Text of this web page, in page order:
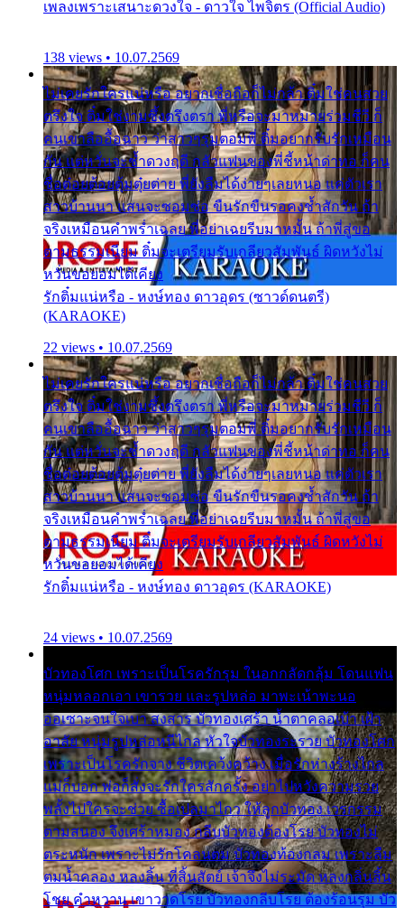
เพลงเพราะเสนาะดวงใจ - ดาวใจ ไพจิตร (Official Audio)
138 views • 10.07.2569
ไม่เคยรักใครแน่หรือ อยากเชื่อถือก็ไม่กล้า ติ๋มใช่คนสวย
ตรึงใจ ติ๋มใช่งามซึ้งตรึงตรา พี่หรือจะมาหมายร่วมชีวี ก็
คนเขาลืออื้อฉาว ว่าสาวๆรุมตอมพี่ ติ๋มอยากรับรักเหมือน
กัน แต่หวั่นจะช้ำดวงฤดี กลัวแฟนของพี่ชี้หน้าด่าทอ ก็คน
ชื่อต๋อยต้อยตุ้มตุ๋ยต่าย พี่ยังลืมได้ง่ายๆเลยหนอ แค่ตัวเรา
สาวบ้านนา แสนจะซอมซ่อ ขืนรักขืนรอคงช้ำสักวัน ถ้า
จริงเหมือนคำพร่ำเฉลย พี่อย่าเฉยรีบมาหมั้น ถ้าพี่สู่ขอ
ตามธรรมเนียม ติ๋มจะเตรียมรับเกลียวสัมพันธ์ ผิดหวังไม่
หวั่นขอยอมได้เคียง
รักติ๋มแน่หรือ - หงษ์ทอง ดาวอุดร (ซาวด์ดนตรี)
(KARAOKE)
22 views • 10.07.2569
ไม่เคยรักใครแน่หรือ อยากเชื่อถือก็ไม่กล้า ติ๋มใช่คนสวย
ตรึงใจ ติ๋มใช่งามซึ้งตรึงตรา พี่หรือจะมาหมายร่วมชีวี ก็
คนเขาลืออื้อฉาว ว่าสาวๆรุมตอมพี่ ติ๋มอยากรับรักเหมือน
กัน แต่หวั่นจะช้ำดวงฤดี กลัวแฟนของพี่ชี้หน้าด่าทอ ก็คน
ชื่อต๋อยต้อยตุ้มตุ๋ยต่าย พี่ยังลืมได้ง่ายๆเลยหนอ แค่ตัวเรา
สาวบ้านนา แสนจะซอมซ่อ ขืนรักขืนรอคงช้ำสักวัน ถ้า
จริงเหมือนคำพร่ำเฉลย พี่อย่าเฉยรีบมาหมั้น ถ้าพี่สู่ขอ
ตามธรรมเนียม ติ๋มจะเตรียมรับเกลียวสัมพันธ์ ผิดหวังไม่
หวั่นขอยอมได้เคียง
รักติ๋มแน่หรือ - หงษ์ทอง ดาวอุดร (KARAOKE)
24 views • 10.07.2569
บัวทองโศก เพราะเป็นโรครักรุม ในอกกลัดกลุ้ม โดนแฟน
หนุ่มหลอกเอา เขารวย และรูปหล่อ มาพะเน้าพะนอ
ออเซาะจนใจเบา สงสาร บัวทองเศร้า น้ำตาคลอเบ้า เฝ้า
อาลัย หนุ่มรูปหล่อหนีไกล หัวใจบัวทองระรวย บัวทองโศก
เพราะเป็นโรครักจาง ชีวิตเคว้งคว้าง เมื่อรักห่างร้างไกล
แม่ก็บอก พ่อก็สั่งจะรักใครสักครั้ง อย่าไปหวังความรวย
พลั้งไปใครจะช่วย ซื้อเปลมาไกว ให้ลูกบัวทอง เวรกรรม
ตามสนอง จึงเศร้าหมอง กลีบบัวทองต้องโรย บัวทองไม่
ตระหนัก เพราะไม่รักโคลนตม บัวทองท้องกลม เพราะลืม
ตมน้ำคลอง หลงลิ้น ที่สิ้นสัตย์ เจ้าจึงไม่ระมัด หลงกลิ่นลิ้น
โชย คำหวาน เขาวาดโรย บัวทองกลีบโรย ต้องร้อนรุม บัว